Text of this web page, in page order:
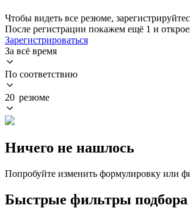
Чтобы видеть все резюме,
После регистрации покажем ещё 1 и
Зарегистрироваться
За всё время
По соответствию
20 резюме
Ничего не нашлось
Попробуйте изменить формулировку или
Быстрые фильтры подбора